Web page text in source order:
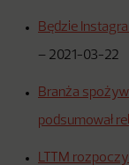
Będzie
– 2021-03-22
Branża
podsumował
LTTM